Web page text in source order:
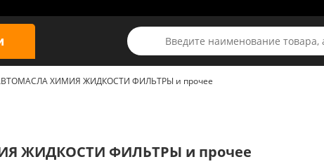
ХИМИЯ ЖИДКОСТИ ФИЛЬТРЫ и прочее
ЖИДКОСТИ ФИЛЬТРЫ и прочее